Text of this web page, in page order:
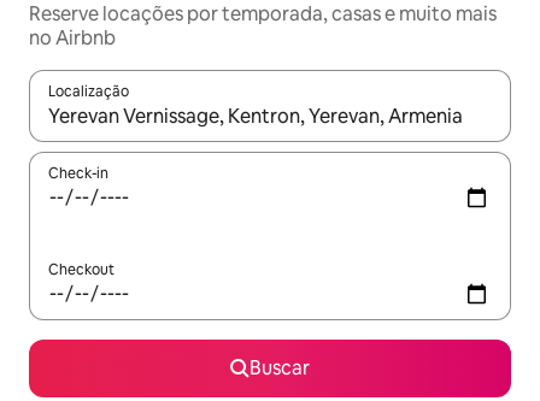
Reserve locações por temporada, casas e muito mais
no Airbnb
Localização
Quando os resultados estiverem disponíveis, explore-os
Check-in
Checkout
Buscar